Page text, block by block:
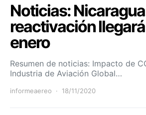
Noticias:
reactivación
enero
Resumen de noticias: Impacto de
Industria de Aviación Global…
informeaereo 18/11/2020